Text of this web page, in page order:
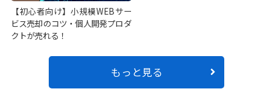
【初心者向け】小規模WEBサー
ビス売却のコツ・個人開発プロダ
クトが売れる！
もっと見る